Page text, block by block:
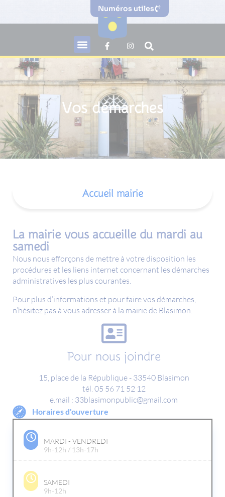
Numéros utiles
Vos démarches
Accueil mairie
La mairie vous accueille du mardi au
samedi
Nous nous efforçons de mettre à votre disposition les
procédures et les liens internet concernant les démarches
administratives les plus courantes.
Pour plus d’informations et pour faire vos démarches,
n’hésitez pas à vous adresser à la mairie de Blasimon.
Pour nous joindre
15, place de la République - 33540 Blasimon
tél. 05 56 71 52 12
e.mail : 33blasimonpublic@gmail.com
Horaires d'ouverture
MARDI - VENDREDI
9h-12h / 13h-17h
SAMEDI
9h-12h